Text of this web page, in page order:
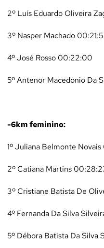
2º Luís Eduardo Oliveira
3º Nasper Machado
4º José Rosso 00:22:00
5º Antenor Macedonio Da
-6km feminino:
1º Juliana Belmonte
2º Catiana Martins
3º Cristiane Batista De
4º Fernanda Da Silva
5º Débora Batista Da